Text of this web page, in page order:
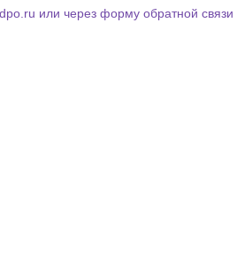
или через форму обратной связи